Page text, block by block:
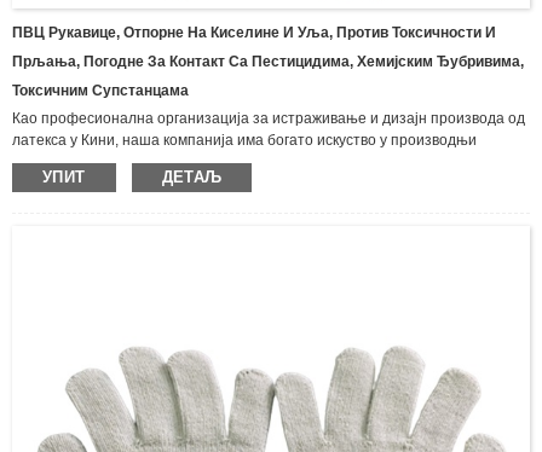
ПВЦ Рукавице, Отпорне На Киселине И Уља, Против Токсичности И
Прљања, Погодне За Контакт Са Пестицидима, Хемијским Ђубривима,
Токсичним Супстанцама
Као професионална организација за истраживање и дизајн производа од
латекса у Кини, наша компанија има богато искуство у производњи
различитих врста рукавица и производа од латекса, укључујући бутил
рукавице, импрегниране рукавице, неопренске рукавице, рукавице
УПИТ ДЕТАЉ